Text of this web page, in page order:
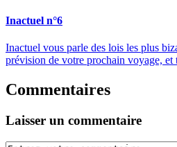
Inactuel n°6
Inactuel vous parle des lois les plus
prévision de votre prochain voyage, et
Commentaires
Laisser un commentaire